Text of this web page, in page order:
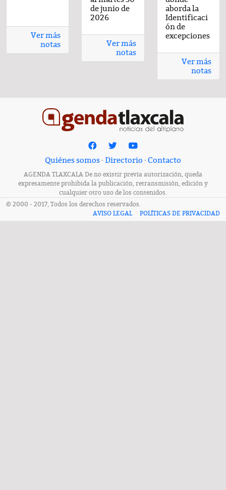
casero
Ver más
notas
de junio de
2026
de junio de
de junio de
2026
Ver más
notas
aborda la
Identificaci
ón de
excepciones
Ver más
notas
Quiénes somos · Directorio · Contacto
AGENDA TLAXCALA De no existir previa autorización, queda
expresamente prohibida la publicación, retransmisión, edición y
cualquier otro uso de los contenidos.
© 2000 - 2017, Todos los derechos reservados.
AVISO LEGAL
POLÍTICAS DE PRIVACIDAD